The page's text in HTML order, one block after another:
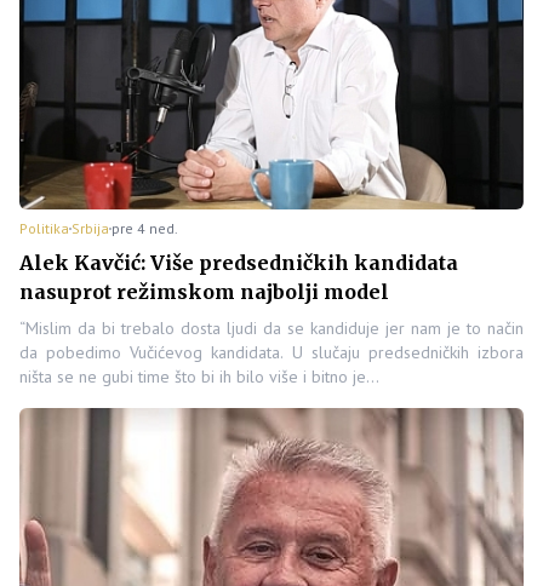
Politika Srbija pre 4 ned.
Alek Kavčić: Više predsedničkih kandidata
nasuprot režimskom najbolji model
“Mislim da bi trebalo dosta ljudi da se kandiduje jer nam je to način
da pobedimo Vučićevog kandidata. U slučaju predsedničkih izbora
ništa se ne gubi time što bi ih bilo više i bitno je…